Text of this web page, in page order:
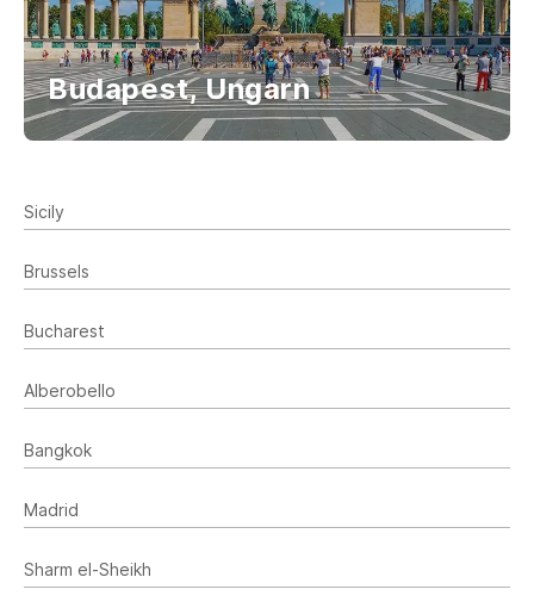
Budapest, Ungarn
Sicily
Brussels
Bucharest
Alberobello
Bangkok
Madrid
Sharm el-Sheikh